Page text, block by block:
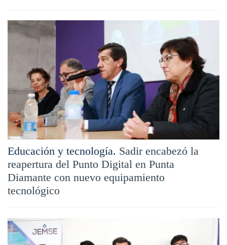
Educación y tecnología. Sadir encabezó la
reapertura del Punto Digital en Punta
Diamante con nuevo equipamiento
tecnológico